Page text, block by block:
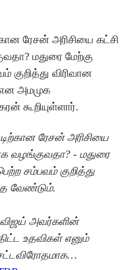
ரேசன் அரிசியை கட்சி
மதுரை மேற்கு
குறித்து விரிவான
அமமுக
கூறியுள்ளார்.
ரேசன் அரிசியை
வழங்குவதா? - மதுரை
சம்பவம் குறித்து
வேண்டும்.
விஜய் அவர்களின்
உதவிகள் எனும்